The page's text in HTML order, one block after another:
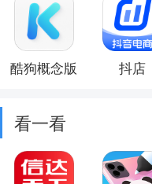
酷狗概念版 抖店
看一看